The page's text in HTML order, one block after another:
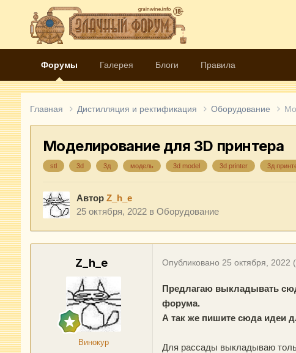
Форумы Галерея Блоги Правила
Главная Дистилляция и ректификация Оборудование
Моделирование для 3D принтера
stl 3d 3д модель 3d model 3d printer 3д
Автор Z_h_e
25 октября, 2022в Оборудование
Z_h_e
Винокур
Опубликовано 25 октября, 2022
Предлагаю выкладывать
форума.
А так же пишите сюда идеи
Для рассады выкладываю